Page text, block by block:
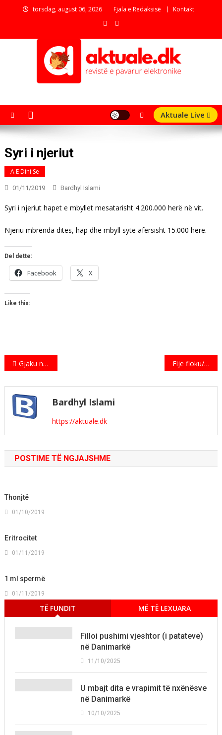
torsdag, august 06, 2026 Fjala e Redaksisë Kontakt
Aktuale Live
Syri i njeriut
A E Dini Se
01/11/2019 Bardhyl Islami
Syri i njeriut hapet e mbyllet mesatarisht 4.200.000 herë në vit.
Njeriu mbrenda ditës, hap dhe mbyll sytë afërsisht 15.000 herë.
Del dette:
Facebook X
Like this:
Indlægsnavigation
Gjaku në zemrën e njeriut Fije floku/ qime në kokë
Bardhyl Islami
https://aktuale.dk
POSTIME TË NGJAJSHME
Thonjtë
01/10/2019
Eritrocitet
01/11/2019
1 ml spermë
01/11/2019
TË FUNDIT MË TË LEXUARA
Filloi pushimi vjeshtor (i patateve)
në Danimarkë
11/10/2025
U mbajt dita e vrapimit të nxënësve
në Danimarkë
10/10/2025